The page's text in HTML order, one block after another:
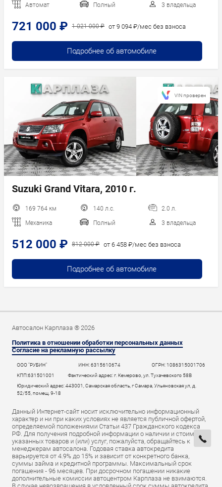
Автомат Полный 3 владельца
721 000 ₽ 1 021 000 ₽ от 9 094 ₽/мес без взноса
Подробнее об автомобиле
Suzuki Grand Vitara, 2010 г.
169 764 км 140 л.с. 2.0 л.
Механика Полный 3 владельца
512 000 ₽ 812 000 ₽ от 6 458 ₽/мес без взноса
Подробнее об автомобиле
VIN проверен
Автосалон Карплаза ® 2026
Политика в отношении обработки персональных данных
Согласие на рекламную рассылку
ООО "РУБИН" ИНН: 6315610674
ОГРН: 1086315001706
КПП:631501001
Фактический адрес: г. Кемерово, ул. Тухачевского 58В
Юридический адрес: 443001, Самарская область, г Самара, Ульяновская ул, д.
52/55, помещ. 9-18
Данный Интернет-сайт носит исключительно информационный
характер и ни при каких условиях не является публичной офертой,
определяемой положениями Статьи 437 Гражданского кодекса
РФ. Для получения подробной информации о наличии и стоимости
указанных товаров и (или) услуг, пожалуйста, обращайтесь к
менеджерам автосалона. Годовая ставка автокредита
варьируется от 4.9% до 15% и зависит от конкретного банка,
суммы займа и кредитной программы. Максимальный срок
погашения - 96 месяцев. При досрочном погашении никакие
дополнительные комиссии автоцентром Карплаза не взимаются.